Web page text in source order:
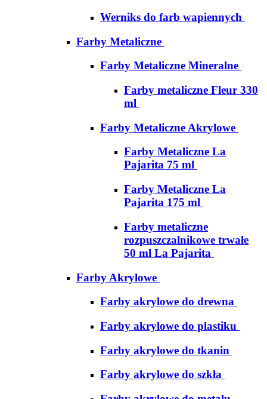
Werniks do farb wapiennych
Farby Metaliczne
Farby Metaliczne Mineralne
Farby metaliczne Fleur 330
ml
Farby Metaliczne Akrylowe
Farby Metaliczne La
Pajarita 75 ml
Farby Metaliczne La
Pajarita 175 ml
Farby metaliczne
rozpuszczalnikowe trwałe
50 ml La Pajarita
Farby Akrylowe
Farby akrylowe do drewna
Farby akrylowe do plastiku
Farby akrylowe do tkanin
Farby akrylowe do szkła